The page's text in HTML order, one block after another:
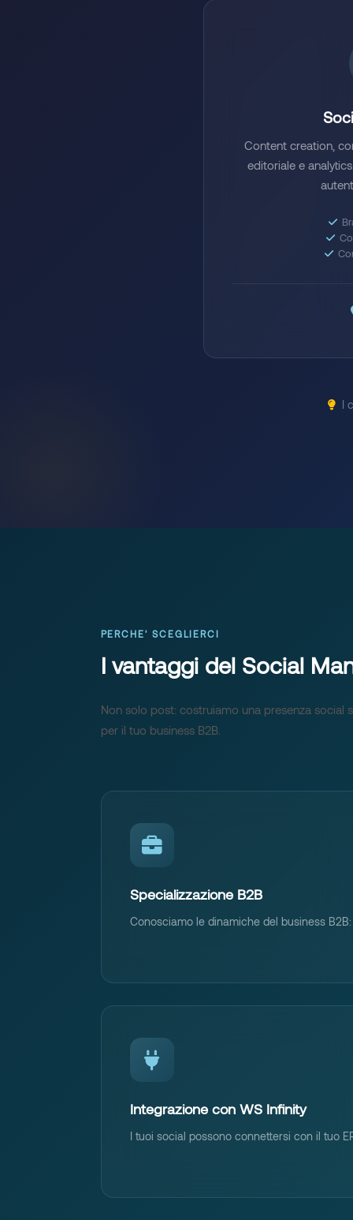
Content creation,
editoriale e
I
PERCHE' SCEGLIERCI
I vantaggi del Social
Non solo post: costruiamo una presenza social
per il tuo business B2B.
Specializzazione B2B
Conosciamo le dinamiche del business
Integrazione con WS Infinity
I tuoi social possono connettersi con il tuo